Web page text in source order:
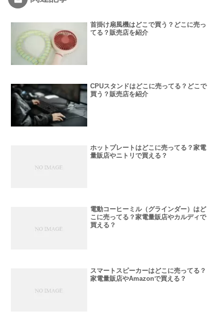
首掛け扇風機はどこで買う？どこに売っ
てる？販売店を紹介
CPUスタンドはどこに売ってる？どこで
買う？販売店を紹介
ホットプレートはどこに売ってる？家電
量販店やニトリで買える？
電動コーヒーミル（グラインダー）はど
こに売ってる？家電量販店やカルディで
買える？
スマートスピーカーはどこに売ってる？
家電量販店やAmazonで買える？